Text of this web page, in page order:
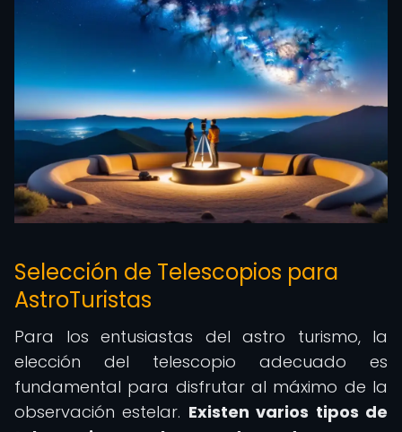
Selección de Telescopios para
AstroTuristas
Para los entusiastas del astro turismo, la
elección del telescopio adecuado es
fundamental para disfrutar al máximo de la
observación estelar. Existen varios tipos de